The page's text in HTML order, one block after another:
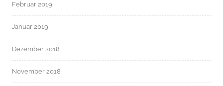
Februar 2019
Januar 2019
Dezember 2018
November 2018